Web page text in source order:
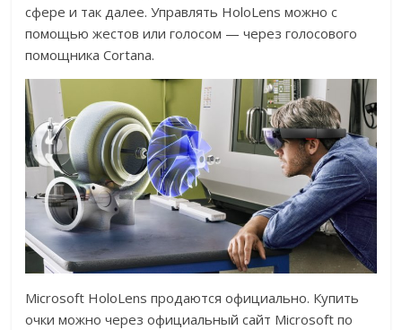
сфере и так далее. Управлять HoloLens можно с
помощью жестов или голосом — через голосового
помощника Cortana.
Microsoft HoloLens продаются официально. Купить
очки можно через официальный сайт Microsoft по